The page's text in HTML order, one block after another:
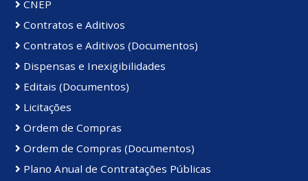
CNEP
Contratos e Aditivos
Contratos e Aditivos (Documentos)
Dispensas e Inexigibilidades
Editais (Documentos)
Licitações
Ordem de Compras
Ordem de Compras (Documentos)
Plano Anual de Contratações Públicas